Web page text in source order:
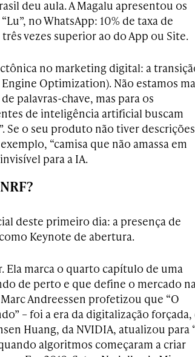
deu aula. A Magalu apresentou os
no WhatsApp: 10% de taxa de
vezes superior ao do App ou Site.
no marketing digital: a
Optimization). Não estamos
palavras-chave, mas para os
de inteligência artificial buscam
Se o seu produto não tiver descrições
“camisa que não amassa em
para a IA.
deste primeiro dia: a presença de
Keynote de abertura.
Ela marca o quarto capítulo de uma
de perto e que define o mercado
Andreessen profetizou que “O
– foi a era da digitalização forçada,
Huang, da NVIDIA, atualizou para
algoritmos começaram a criar